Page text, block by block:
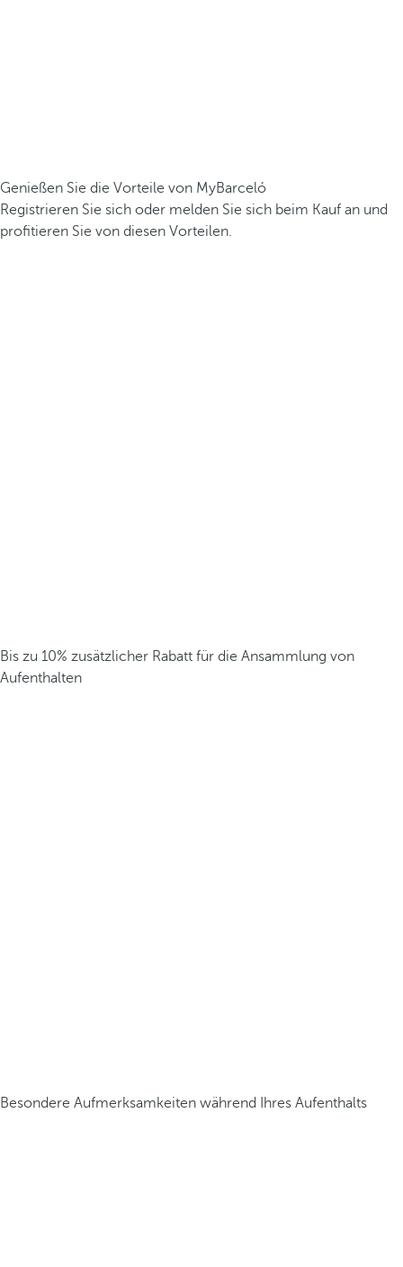
Genießen Sie die Vorteile von MyBarceló
Registrieren Sie sich oder melden Sie sich beim Kauf an und
profitieren Sie von diesen Vorteilen.
Bis zu 10% zusätzlicher Rabatt für die Ansammlung von
Aufenthalten
Besondere Aufmerksamkeiten während Ihres Aufenthalts